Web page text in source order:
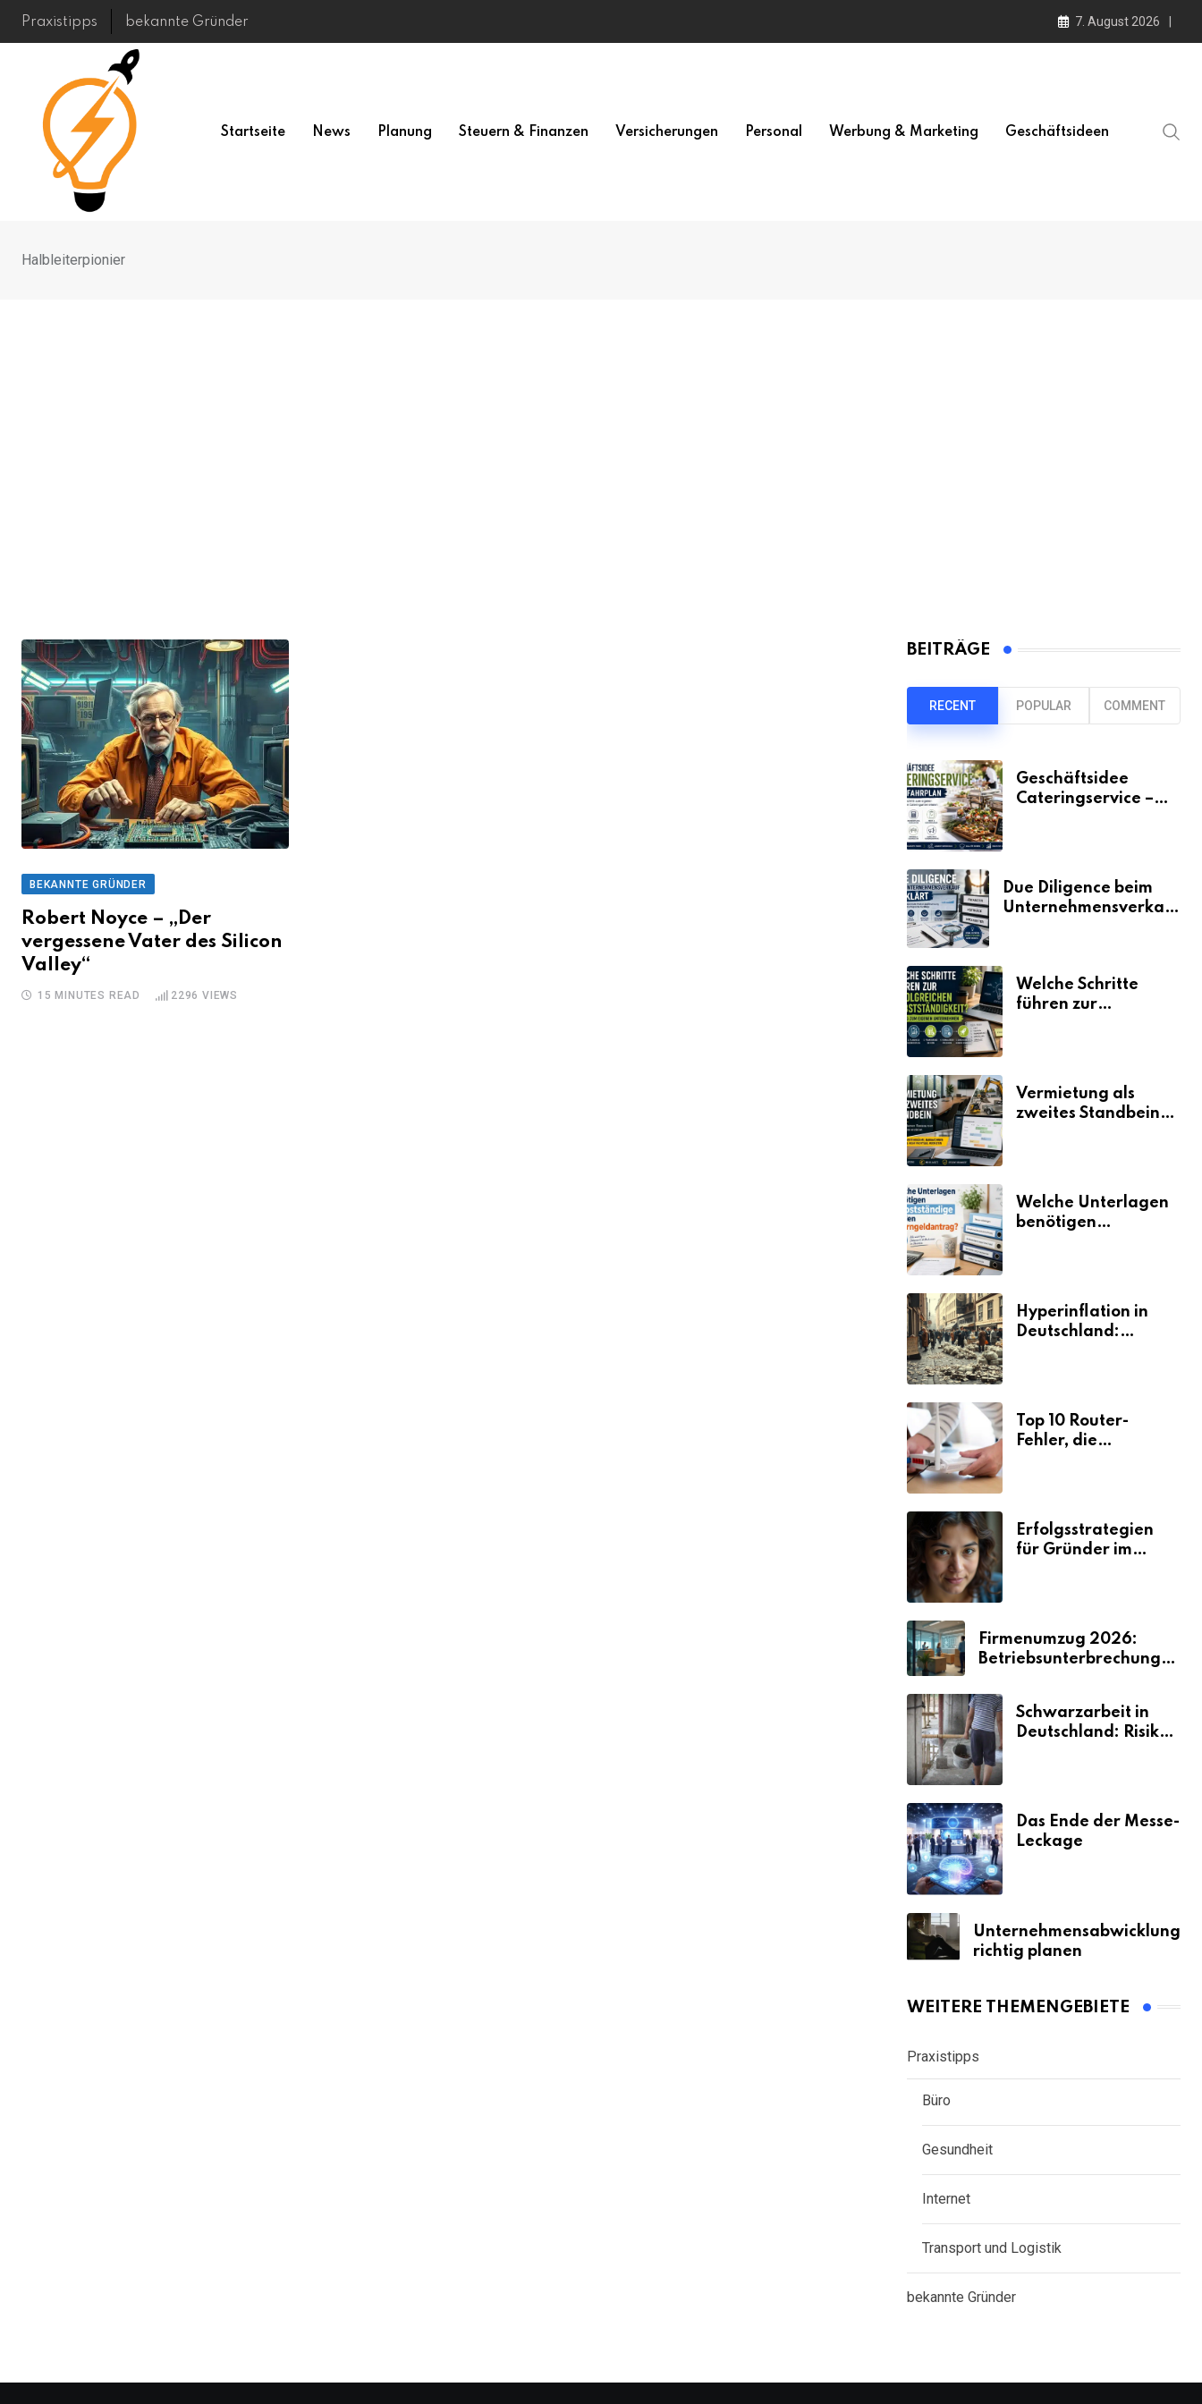
Skip
Praxistipps bekannte Gründer 7. August 2026
Startseite News Planung Steuern & Finanzen Versicherungen Personal Werbung & Marketing Geschäftsideen
Halbleiterpionier
BEKANNTE GRÜNDER
Robert Noyce – „Der
vergessene Vater des Silicon
Valley“
15 MINUTES READ 2296 VIEWS
BEITRÄGE
RECENT POPULAR COMMENT
Geschäftsidee
Cateringservice –
Due Diligence beim
Unternehmensverkauf
Welche Schritte
führen zur
Vermietung als
zweites Standbein:
Umsätze machen
Welche Unterlagen
benötigen
Hyperinflation in
Deutschland:
Top 10 Router-
Fehler, die
Erfolgsstrategien
für Gründer im
Firmenumzug 2026:
Betriebsunterbrechungen
Schwarzarbeit in
Deutschland: Risiken
Das Ende der Messe-
Leckage
Unternehmensabwicklung
richtig planen
WEITERE THEMENGEBIETE
Praxistipps
Büro
Gesundheit
Internet
Transport und Logistik
bekannte Gründer